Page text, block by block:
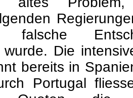
wurde. Die
bereits in
Portugal